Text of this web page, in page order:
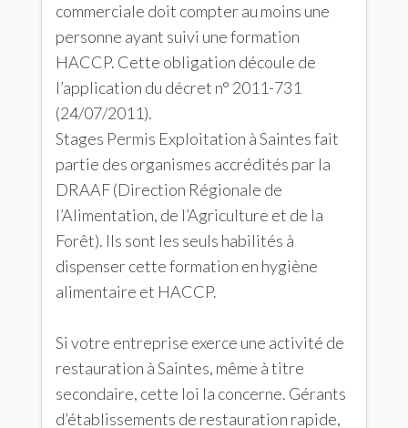
commerciale doit compter au moins une
personne ayant suivi une formation
HACCP. Cette obligation découle de
l’application du décret n° 2011-731
(24/07/2011).
Stages Permis Exploitation à Saintes fait
partie des organismes accrédités par la
DRAAF (Direction Régionale de
l’Alimentation, de l’Agriculture et de la
Forêt). Ils sont les seuls habilités à
dispenser cette formation en hygiène
alimentaire et HACCP.
Si votre entreprise exerce une activité de
restauration à Saintes, même à titre
secondaire, cette loi la concerne. Gérants
d’établissements de restauration rapide,